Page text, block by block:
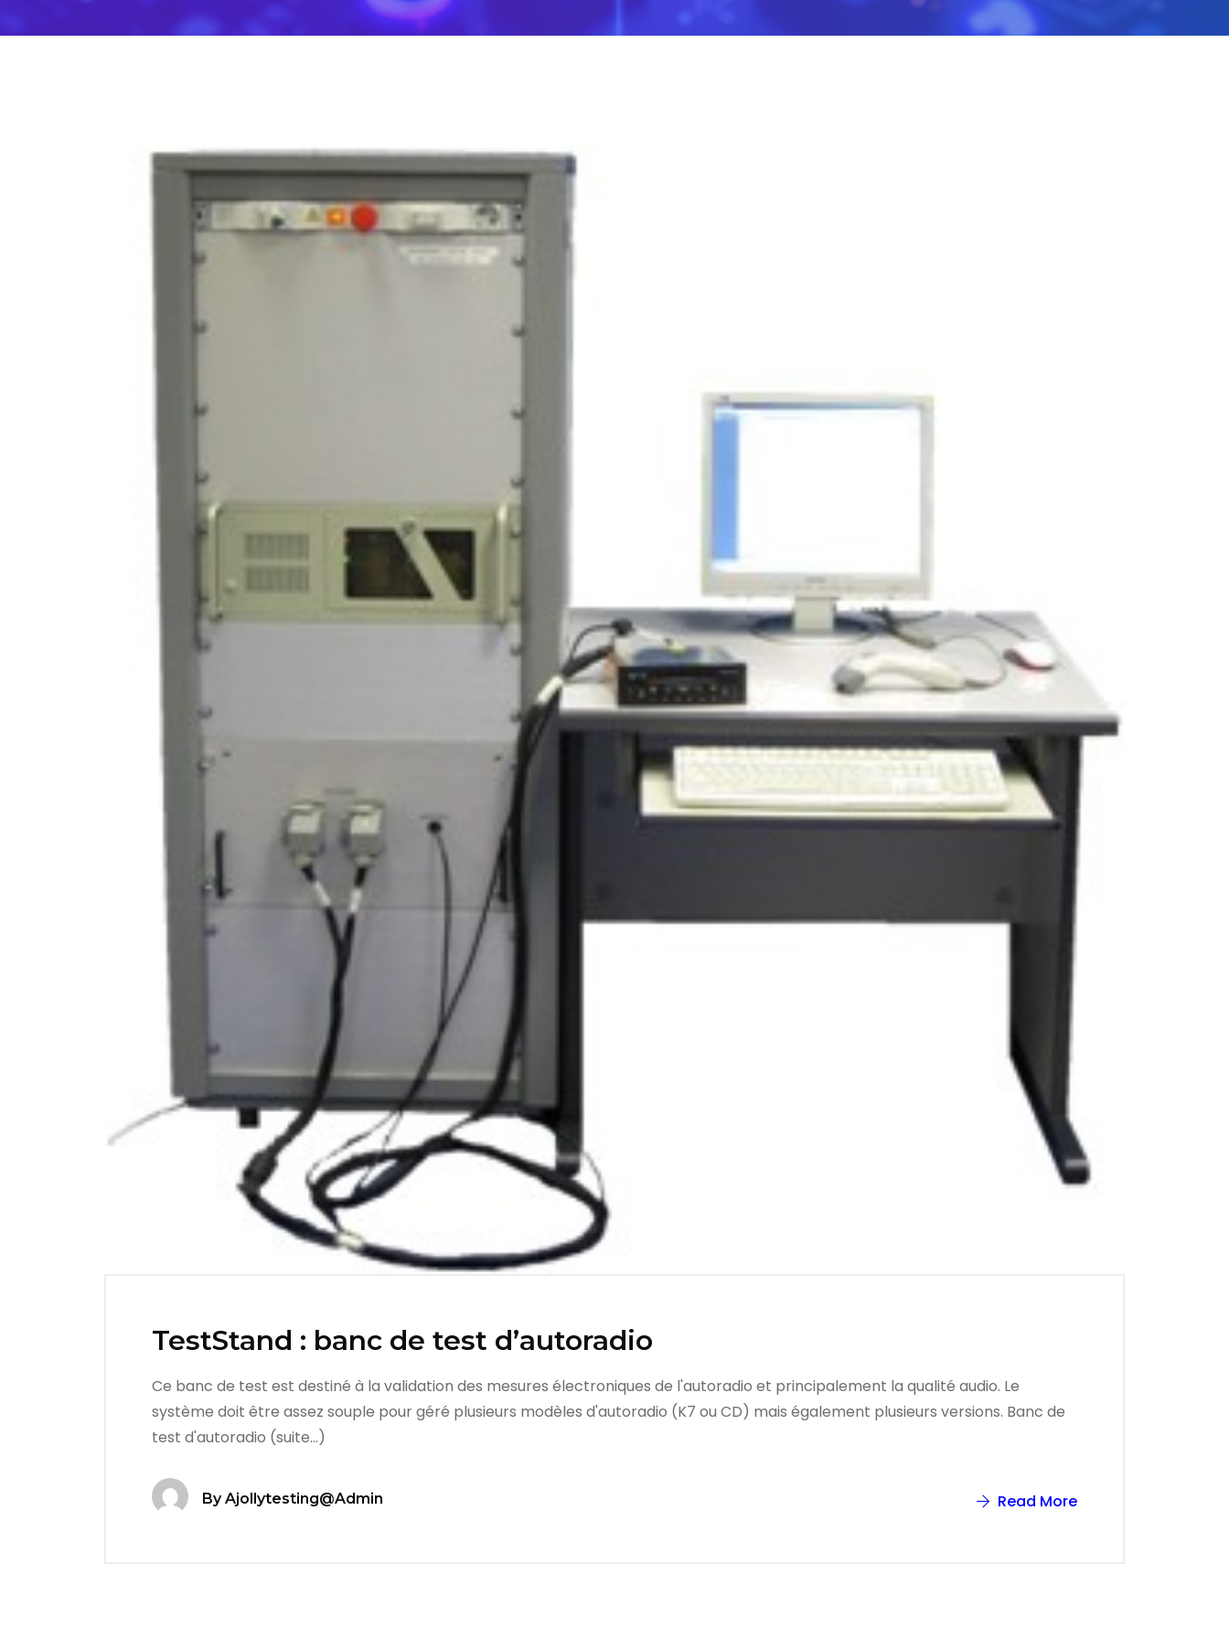
TestStand : banc de test d’autoradio
Ce banc de test est destiné à la validation des mesures électroniques de l'autoradio et principalement la qualité audio. Le
système doit être assez souple pour géré plusieurs modèles d'autoradio (K7 ou CD) mais également plusieurs versions. Banc de
test d'autoradio (suite…)
ByAjollytesting@admin Read More